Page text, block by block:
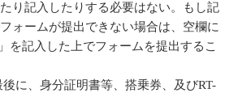
り記入したりする必要はない。もし記
ォームが提出できない場合は、空欄に
を記入した上でフォームを提出するこ
後に、身分証明書等、搭乗券、及びRT-